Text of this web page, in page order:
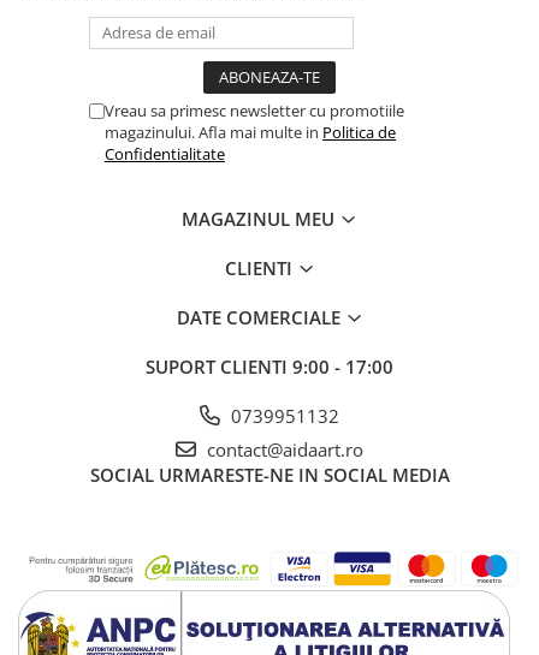
Vreau sa primesc newsletter cu promotiile
magazinului. Afla mai multe in Politica de
Confidentialitate
MAGAZINUL MEU
CLIENTI
DATE COMERCIALE
SUPORT CLIENTI 9:00 - 17:00
0739951132
contact@aidaart.ro
SOCIAL URMARESTE-NE IN SOCIAL MEDIA